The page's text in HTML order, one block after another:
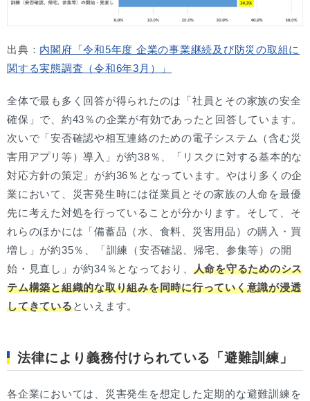
出典： 内閣府「令和5年度 企業の事業継続及び防災の取組に
関する実態調査（令和6年3月）」
全体で最も多く回答が得られたのは「社員とその家族の安全
確保」で、約43％の企業が有効であったと回答しています。
次いで「安否確認や相互連絡のための電子システム（含む災
害用アプリ等）導入」が約38％、「リスクに対する基本的な
対応方針の策定」が約36％となっています。やはり多くの企
業において、災害発生時には従業員とその家族の人命を最優
先に考えた対処を行っていることが分かります。そして、そ
れらのほかには「備蓄品（水、食料、災害用品）の購入・買
増し」が約35％、「訓練（安否確認、帰宅、参集等）の開
始・見直し」が約34％となっており、 人命を守るためのシス
テム構築と組織的な取り組みを同時に行っていく意識が浸透
してきているといえます。
法律により義務付けられている「避難訓練」
各企業においては、災害発生を想定した定期的な避難訓練を